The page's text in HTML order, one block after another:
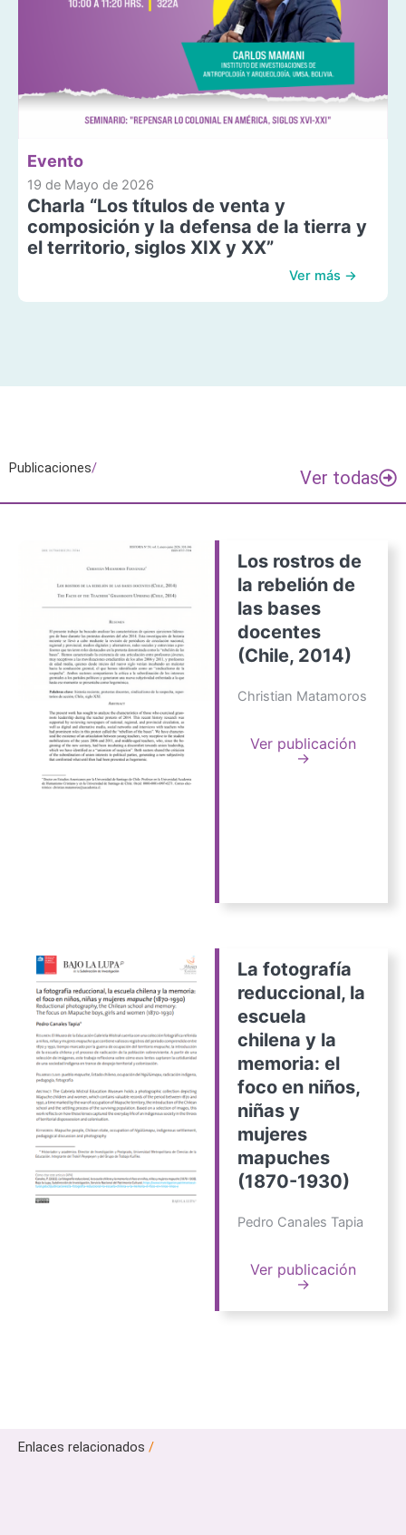
Evento
19 de Mayo de 2026
Charla “Los títulos de venta y
composición y la defensa de la tierra y
el territorio, siglos XIX y XX”
Ver más →
Publicaciones/ Ver todas
Los rostros de
la rebelión de
las bases
docentes
(Chile, 2014)
Christian Matamoros
Ver publicación
→
La fotografía
reduccional, la
escuela
chilena y la
memoria: el
foco en niños,
niñas y
mujeres
mapuches
(1870-1930)
Pedro Canales Tapia
Ver publicación
→
Enlaces relacionados /